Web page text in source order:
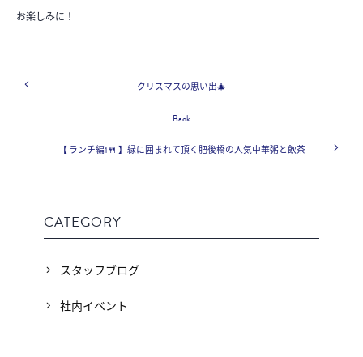
お楽しみに！
クリスマスの思い出🎄
Back
【 ランチ編1🍴 】緑に囲まれて頂く肥後橋の人気中華粥と飲茶
CATEGORY
スタッフブログ
社内イベント